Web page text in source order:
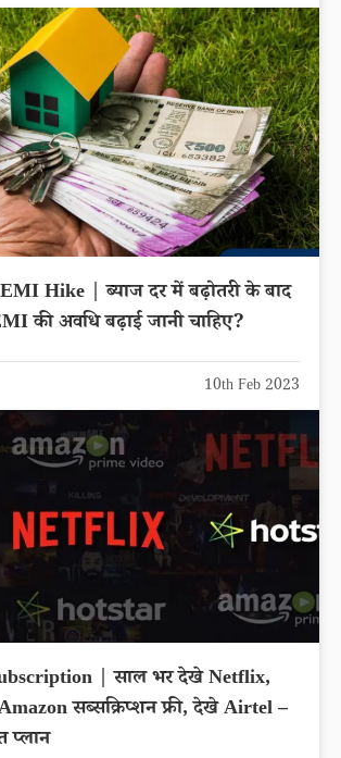
Hike | ब्याज दर में बढ़ोतरी के बाद
की अवधि बढ़ाई जानी चाहिए?
10th Feb 2023
| साल भर देखे Netflix,
सब्सक्रिप्शन फ्री, देखे Airtel –
प्लान